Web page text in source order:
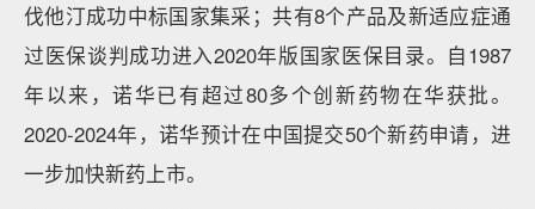
伐他汀成功中标国家集采；共有8个产品及新适应症通
过医保谈判成功进入2020年版国家医保目录。自1987
年以来，诺华已有超过80多个创新药物在华获批。
2020-2024年，诺华预计在中国提交50个新药申请，进
一步加快新药上市。